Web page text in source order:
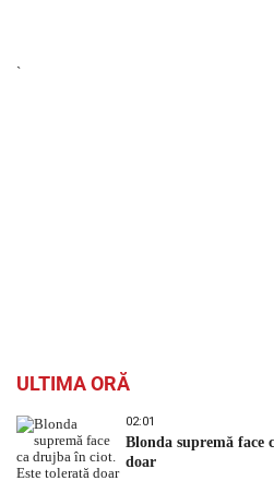
`
ULTIMA ORĂ
02:01
Blonda supremă face
doar